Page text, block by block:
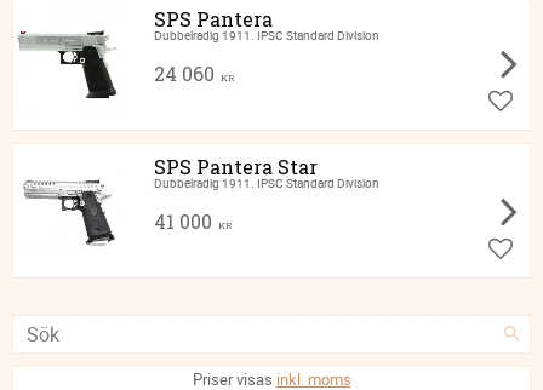
SPS Pantera
Dubbelradig 1911. IPSC Standard Division
24 060 KR
Lägg
SPS Pantera Star
Dubbelradig 1911. IPSC Standard Division
41 000 KR
Lägg
Priser visas inkl. moms